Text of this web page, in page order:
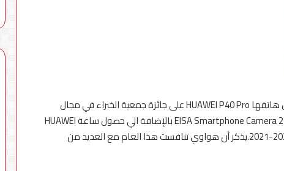
أعلنت مجموعة هواوي لأعمال المستهلك عن حصول هاتفها HUAWEI P40 Pro على جائزة جمعية الخبراء في مجال
التصوير والصوت (EISA)لأفضل هاتف ذكي EISA Smartphone Camera 2020-2021 بالإضافة الي حصول ساعة HUAWEI
WATCH GT2 على جائزة أفضل ساعة ذكية لموسم 2020-2021.يذكر أن هواوي تنافست هذا العام مع العديد من
«تنظيم
الاتصالات»
يوضح
حقيقة